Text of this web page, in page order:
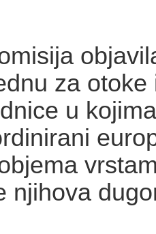
za otoke
u
njihova